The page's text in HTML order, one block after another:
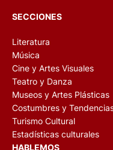
SECCIONES
Literatura
Música
Cine y Artes Visuales
Teatro y Danza
Museos y Artes Plásticas
Costumbres y
Turismo Cultural
Estadísticas culturales
HABLEMOS